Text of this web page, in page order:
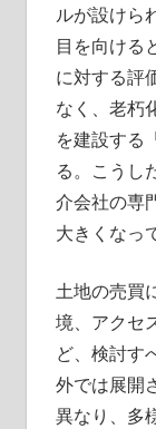
ルが設けら
目を向ける
に対する評
なく、老朽
を建設する
る。こうし
介会社の専
大きくなっ
土地の売買
境、アクセ
ど、検討す
外では展開
異なり、多